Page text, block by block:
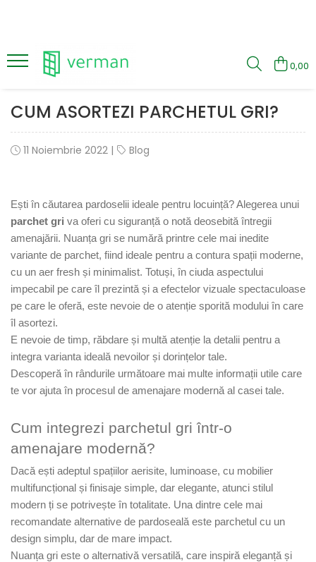
Alsapan - Laminat
Distingo XL 10 mm
Liberte 10mm
Solid Plus 12mm
Liberte Herringbone 10 mm
Solid Plus Herringbone 12mm
Osmoze 8mm
Egger - Laminat
Tarkett - Laminat
Giant 12mm
River 12 mm
Timeless 12mm
Woodstock 8mm
Woodstock PRO 8mm
Woodstock XL 10mm
ADO Floor - SPC
Finsa - Laminat
Finfloor 12mm
Finfloor XL 10mm
Style 8mm
Supreme 8mm
Kaindl - Laminat
Usi in stoc Porta Doors
ascuns, Ermetika si Porta Doors
Uși in stoc glisante in perete
Uși la termen Porta Doors
Uși rama și panou cu finisaj
sintetic Porta Doors
Uși cu finisaj sintetic Porta Doors
Uși cu furnir natural Porta Doors
0,00
CUM ASORTEZI PARCHETUL GRI?
11 Noiembrie 2022 | Blog
Ești în căutarea pardoselii ideale pentru locuință? Alegerea unui
parchet gri va oferi cu siguranță o notă deosebită întregii
amenajării. Nuanța gri se numără printre cele mai inedite
variante de parchet, fiind ideale pentru a contura spații moderne,
cu un aer fresh și minimalist. Totuși, în ciuda aspectului
impecabil pe care îl prezintă și a efectelor vizuale spectaculoase
pe care le oferă, este nevoie de o atenție sporită modului în care
îl asortezi.
E nevoie de timp, răbdare și multă atenție la detalii pentru a
integra varianta ideală nevoilor și dorințelor tale.
Descoperă în rândurile următoare mai multe informații utile care
te vor ajuta în procesul de amenajare modernă al casei tale.
Cum integrezi parchetul gri într-o
amenajare modernă?
Dacă ești adeptul spațiilor aerisite, luminoase, cu mobilier
multifuncțional și finisaje simple, dar elegante, atunci stilul
modern ți se potrivește în totalitate. Una dintre cele mai
recomandate alternative de pardoseală este parchetul cu un
design simplu, dar de mare impact.
Nuanța gri este o alternativă versatilă, care inspiră eleganță și